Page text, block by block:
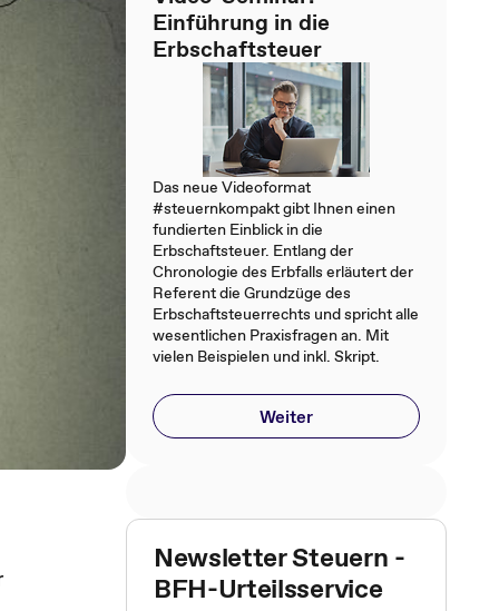
Einführung in die
Erbschaftsteuer
Das neue Videoformat
#steuernkompakt gibt Ihnen einen
fundierten Einblick in die
Erbschaftsteuer. Entlang der
Chronologie des Erbfalls erläutert der
Referent die Grundzüge des
Erbschaftsteuerrechts und spricht alle
wesentlichen Praxisfragen an. Mit
vielen Beispielen und inkl. Skript.
Weiter
Newsletter Steuern -
BFH-Urteilsservice